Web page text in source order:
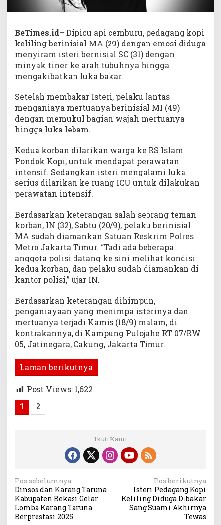
BeTimes.id– Dipicu api cemburu, pedagang kopi
keliling berinisial MA (29) dengan emosi diduga
menyiram isteri bernisial SC (31) dengan
minyak tiner ke arah tubuhnya hingga
mengakibatkan luka bakar.
Setelah membakar Isteri, pelaku lantas
menganiaya mertuanya berinisial MI (49)
dengan memukul bagian wajah mertuanya
hingga luka lebam.
Kedua korban dilarikan warga ke RS Islam
Pondok Kopi, untuk mendapat perawatan
intensif. Sedangkan isteri mengalami luka
serius dilarikan ke ruang ICU untuk dilakukan
perawatan intensif.
Berdasarkan keterangan salah seorang teman
korban, IN (32), Sabtu (20/9), pelaku berinisial
MA sudah diamankan Satuan Reskrim Polres
Metro Jakarta Timur. “Tadi ada beberapa
anggota polisi datang ke sini melihat kondisi
kedua korban, dan pelaku sudah diamankan di
kantor polisi,” ujar IN.
Berdasarkan keterangan dihimpun,
penganiayaan yang menimpa isterinya dan
mertuanya terjadi Kamis (18/9) malam, di
kontrakannya, di Kampung Pulojahe RT 07/RW
05, Jatinegara, Cakung, Jakarta Timur.
Laman berikutnya
Post Views: 1,622
1 2
Ikuti Kami
Navigasi
pos
Pos sebelumnya
Dinsos dan Karang Taruna
Kabupaten Bekasi Gelar
Lomba Karang Taruna
Berprestasi 2025
Pos berikutnya
Isteri Pedagang Kopi
Keliling Diduga Dibakar
Sang Suami Akhirnya
Tewas